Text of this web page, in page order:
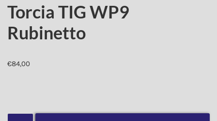
Torcia TIG WP9
Rubinetto
€84,00